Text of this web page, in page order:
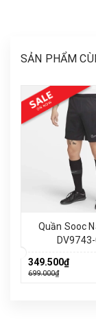
SẢN PHẨM
Quần Sooc
349.500₫
699.000₫